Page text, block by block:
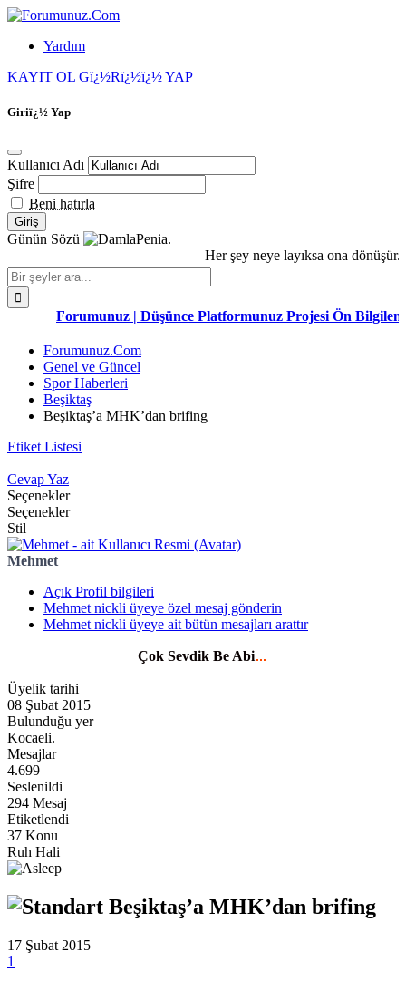
Yardım
KAYIT OL Gï¿½Rï¿½ï¿½ YAP
Giriï¿½ Yap
Kullanıcı Adı
Şifre
Beni hatırla
Günün Sözü
Penia.
Her şey neye layıksa ona dönüşür.
Forumunuz | Düşünce Platformunuz Projesi Ön
Forumunuz.Com
Genel ve Güncel
Spor Haberleri
Beşiktaş
Beşiktaş’a MHK’dan brifing
Etiket Listesi
Cevap Yaz
Seçenekler
Seçenekler
Stil
Mehmet
Açık Profil bilgileri
Mehmet nickli üyeye özel mesaj gönderin
Mehmet nickli üyeye ait bütün mesajları arattır
Çok Sevdik Be Abi
Üyelik tarihi
08 Şubat 2015
Bulunduğu yer
Kocaeli.
Mesajlar
4.699
Seslenildi
294 Mesaj
Etiketlendi
37 Konu
Ruh Hali
Beşiktaş’a MHK’dan brifing
17 Şubat 2015
1